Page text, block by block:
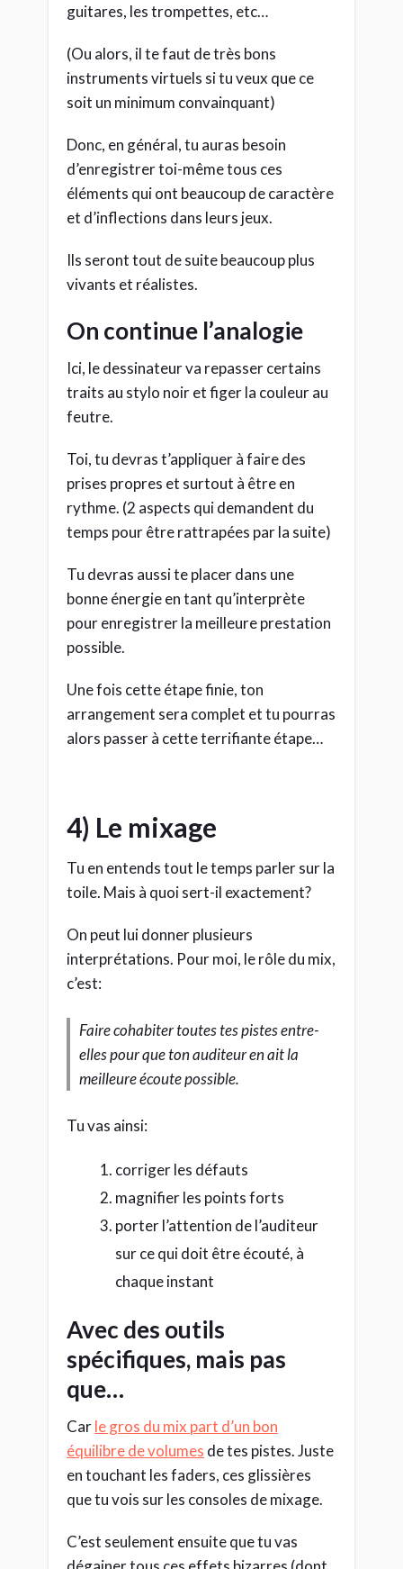
guitares, les trompettes, etc…
(Ou alors, il te faut de très bons
instruments virtuels si tu veux que ce
soit un minimum convainquant)
Donc, en général, tu auras besoin
d’enregistrer toi-même tous ces
éléments qui ont beaucoup de caractère
et d’inflections dans leurs jeux.
Ils seront tout de suite beaucoup plus
vivants et réalistes.
On continue l’analogie
Ici, le dessinateur va repasser certains
traits au stylo noir et figer la couleur au
feutre.
Toi, tu devras t’appliquer à faire des
prises propres et surtout à être en
rythme. (2 aspects qui demandent du
temps pour être rattrapées par la suite)
Tu devras aussi te placer dans une
bonne énergie en tant qu’interprète
pour enregistrer la meilleure prestation
possible.
Une fois cette étape finie, ton
arrangement sera complet et tu pourras
alors passer à cette terrifiante étape…
4) Le mixage
Tu en entends tout le temps parler sur la
toile. Mais à quoi sert-il exactement?
On peut lui donner plusieurs
interprétations. Pour moi, le rôle du mix,
c’est:
Faire cohabiter toutes tes pistes entre-
elles pour que ton auditeur en ait la
meilleure écoute possible.
Tu vas ainsi:
corriger les défauts
magnifier les points forts
porter l’attention de l’auditeur
sur ce qui doit être écouté, à
chaque instant
Avec des outils
spécifiques, mais pas
que…
Carle gros du mix part d’un bon
équilibre de volumes de tes pistes. Juste
en touchant les faders, ces glissières
que tu vois sur les consoles de mixage.
C’est seulement ensuite que tu vas